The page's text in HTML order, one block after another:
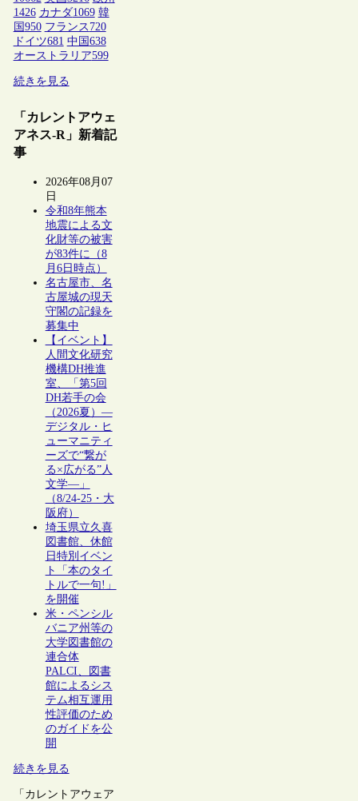
1426 カナダ1069 韓
国 950 フランス 720
ドイツ681 中国 638
オーストラリア599
続きを見る
「カレントアウェ
アネス-R」新着記
事
2026年08月07
日
令和8年熊本
地震による文
化財等の被害
が83件に（8
月6日時点）
名古屋市、名
古屋城の現天
守閣の記録を
募集中
【イベント】
人間文化研究
機構DH推進
室、「第5回
DH若手の会
（2026夏）―
デジタル・ヒ
ューマニティ
ーズで“繋が
る×広がる”人
文学―」
（8/24-25・大
阪府）
埼玉県立久喜
図書館、休館
日特別イベン
ト「本のタイ
トルで一句!」
を開催
米・ペンシル
バニア州等の
大学図書館の
連合体
PALCI、図書
館によるシス
テム相互運用
性評価のため
のガイドを公
開
続きを見る
「カレントアウェア